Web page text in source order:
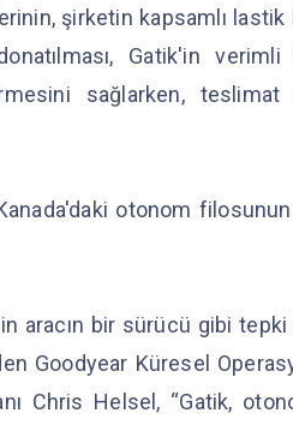
şirketin kapsamlı
Gatik'in verimli
sağlarken, teslimat
otonom
aracın bir sürücü gibi
Goodyear Küresel
Chris Helsel, “Gatik,